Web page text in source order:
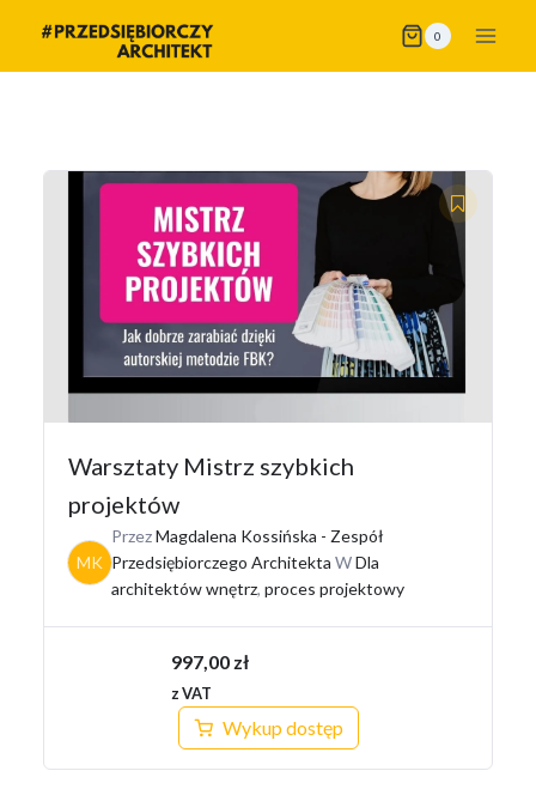
treści
0
Warsztaty Mistrz szybkich
projektów
MK
PrzezMagdalena Kossińska - Zespół
Przedsiębiorczego Architekta WDla
architektów wnętrz, proces projektowy
997,00 zł
z VAT
Wykup dostęp